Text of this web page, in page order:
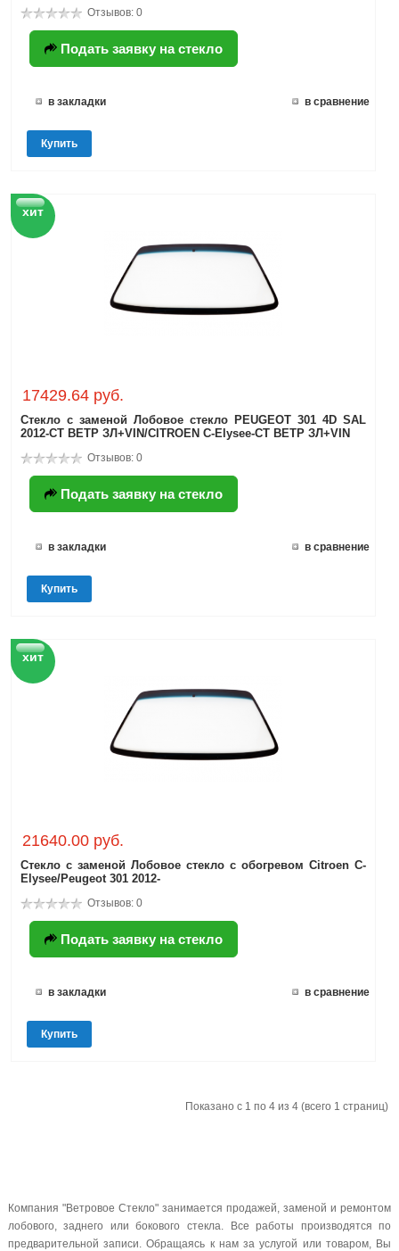
Отзывов: 0
Подать заявку на стекло
в закладки в сравнение
Купить
хит
17429.64 руб.
Стекло с заменой Лобовое стекло PEUGEOT 301 4D SAL
2012-СТ ВЕТР ЗЛ+VIN/CITROEN C-Elysee-СТ ВЕТР ЗЛ+VIN
Отзывов: 0
Подать заявку на стекло
в закладки в сравнение
Купить
хит
21640.00 руб.
Стекло с заменой Лобовое стекло с обогревом Citroen C-
Elysee/Peugeot 301 2012-
Отзывов: 0
Подать заявку на стекло
в закладки в сравнение
Купить
Показано с 1 по 4 из 4 (всего 1 страниц)
Компания "Ветровое Стекло" занимается продажей, заменой и ремонтом
лобового, заднего или бокового стекла. Все работы производятся по
предварительной записи. Обращаясь к нам за услугой или товаром, Вы